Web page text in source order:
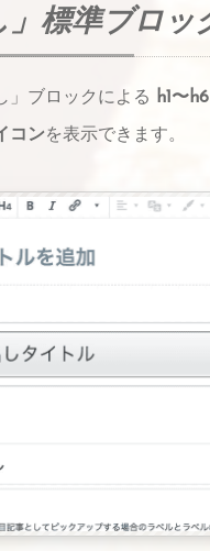
」標準ブロッ
」ブロックによる h1〜h6
コンを表示できます。